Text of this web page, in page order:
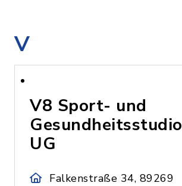
V
V8 Sport- und
Gesundheitsstudio
UG
Falkenstraße 34, 89269